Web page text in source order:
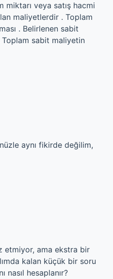
miktarı veya satış hacmi
maliyetlerdir . Toplam
. Belirlenen sabit
sabit maliyetin
aynı fikirde değilim,
etmiyor, ama ekstra bir
kalan küçük bir soru
nasıl hesaplanır?